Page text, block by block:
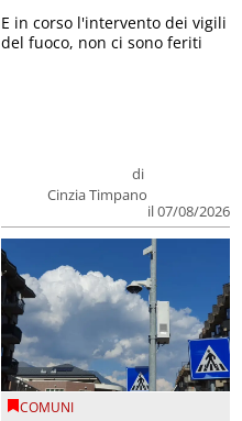
di
Cinzia Timpano
il 07/08/2026
E in corso l'intervento dei vigili
del fuoco, non ci sono feriti
COMUNI